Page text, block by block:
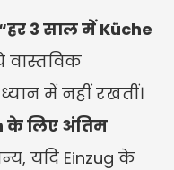
3 साल में Küche
वास्तविक
में नहीं रखतीं।
के लिए अंतिम
यदि Einzug के